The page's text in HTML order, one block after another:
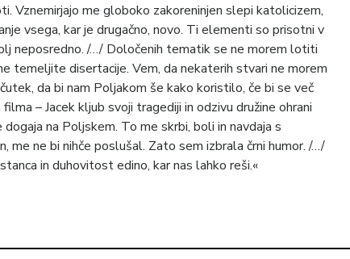
Vznemirjajo me globoko zakoreninjen slepi katolicizem,
vsega, kar je drugačno, novo. Ti elementi so prisotni v
neposredno. /…/ Določenih tematik se ne morem lotiti
temeljite disertacije. Vem, da nekaterih stvari ne morem
da bi nam Poljakom še kako koristilo, če bi se več
– Jacek kljub svoji tragediji in odzivu družine ohrani
na Poljskem. To me skrbi, boli in navdaja s
me ne bi nihče poslušal. Zato sem izbrala črni humor. /…/
in duhovitost edino, kar nas lahko reši.«